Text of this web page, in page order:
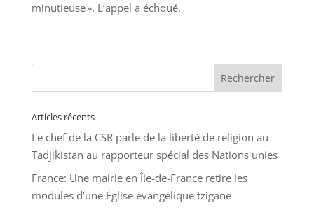
minutieuse ». L’appel a échoué.
Articles récents
Le chef de la CSR parle de la liberté de religion au
Tadjikistan au rapporteur spécial des Nations unies
France: Une mairie en Île-de-France retire les
modules d’une Église évangélique tzigane